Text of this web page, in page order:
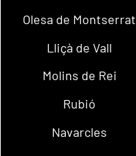
Olesa de Montserrat
Lliçà de Vall
Molins de Rei
Rubió
Navarcles